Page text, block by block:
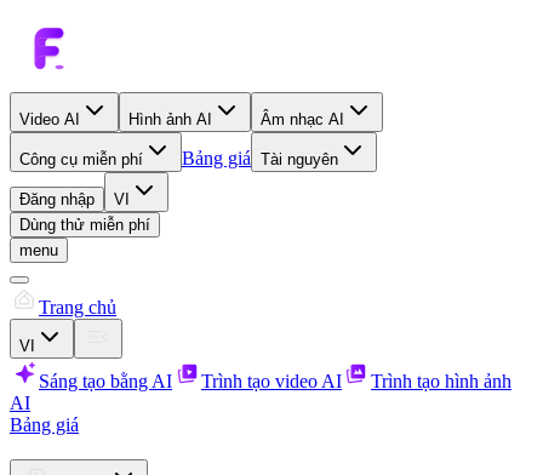
Video AI Hình ảnh AI Âm nhạc AI
Công cụ miễn phí Bảng giá Tài nguyên
Đăng nhập
VI
Dùng thử miễn phí
menu
Trang chủ
VI
Sáng tạo bằng AI Trình tạo video AI
Trình tạo hình ảnh
AI
Bảng giá